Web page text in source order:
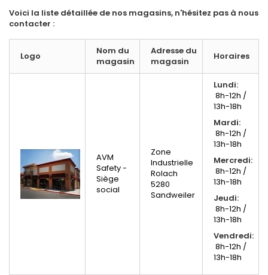
Voici la liste détaillée de nos magasins, n'hésitez pas à nous
contacter :
Logo
Nom du
magasin
Adresse du
magasin
Horaires
AVM
Safety -
Siège
social
Zone
Industrielle
Rolach
5280
Sandweiler
Lundi:
8h-12h /
13h-18h
Mardi:
8h-12h /
13h-18h
Mercredi:
8h-12h /
13h-18h
Jeudi:
8h-12h /
13h-18h
Vendredi:
8h-12h /
13h-18h